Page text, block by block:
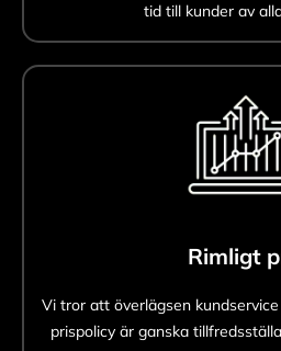
tid till kunder av
Rimligt
Vi tror att överlägsen
prispolicy är ganska